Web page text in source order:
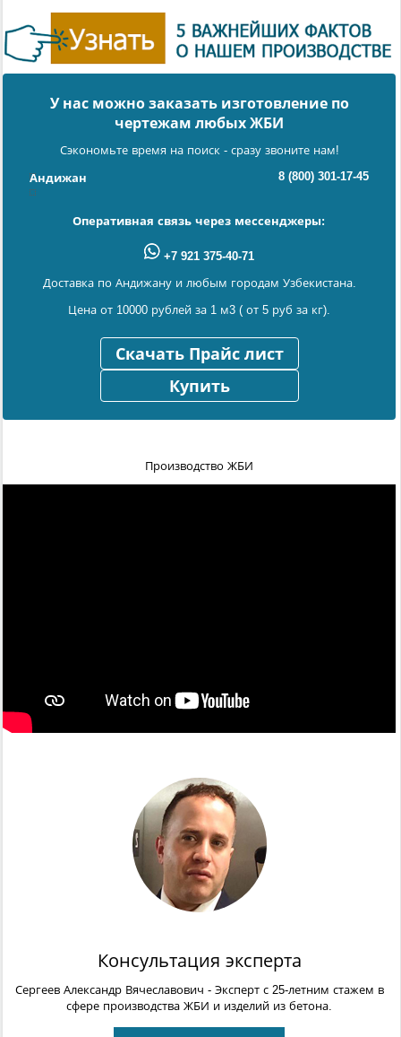
У нас можно заказать изготовление по
чертежам любых ЖБИ
Сэкономьте время на поиск - сразу звоните нам!
Андижан 8 (800) 301-17-45
Оперативная связь через мессенджеры:
+7 921 375-40-71
Доставка по Андижану и любым городам Узбекистана.
Цена от 10000 рублей за 1 м3 ( от 5 руб за кг).
Скачать Прайс лист
Купить
Производство ЖБИ
Консультация эксперта
Сергеев Александр Вячеславович - Эксперт с 25-летним стажем в
сфере производства ЖБИ и изделий из бетона.